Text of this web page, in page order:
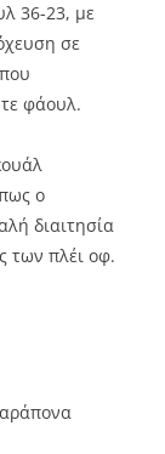
36-23, με
σε
φάουλ.
ο
διαιτησία
των πλέι οφ.